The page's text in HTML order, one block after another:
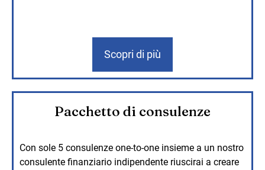
Scopri di più
Pacchetto di consulenze
Con sole 5 consulenze one-to-one insieme a un nostro
consulente finanziario indipendente riuscirai a creare